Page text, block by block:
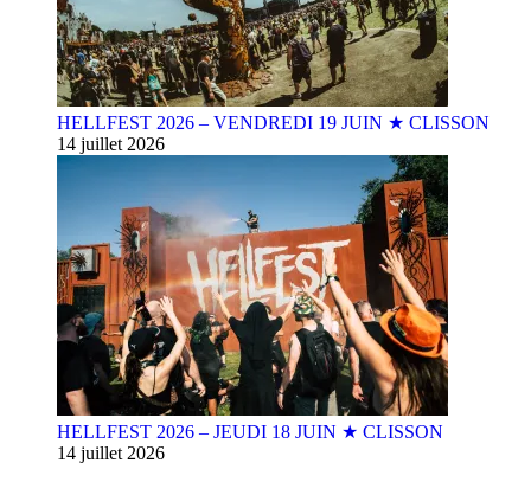
HELLFEST 2026 – VENDREDI 19 JUIN ★ CLISSON
14 juillet 2026
HELLFEST 2026 – JEUDI 18 JUIN ★ CLISSON
14 juillet 2026